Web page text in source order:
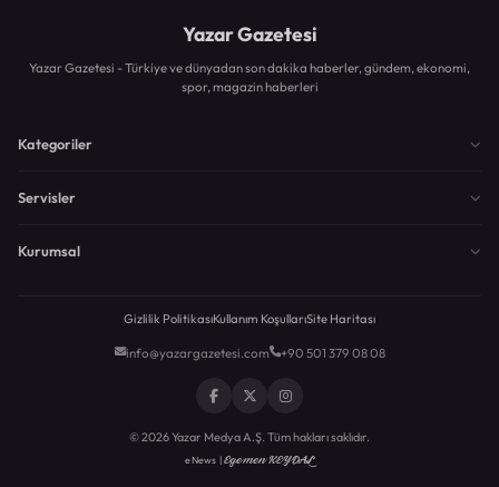
Yazar Gazetesi
Yazar Gazetesi - Türkiye ve dünyadan son dakika haberler, gündem, ekonomi,
spor, magazin haberleri
Kategoriler
Servisler
Kurumsal
Gizlilik PolitikasıKullanım KoşullarıSite Haritası
info@yazargazetesi.com +90 501 379 08 08
© 2026 Yazar Medya A.Ş. Tüm hakları saklıdır.
eNews |Egemen KEYDAL